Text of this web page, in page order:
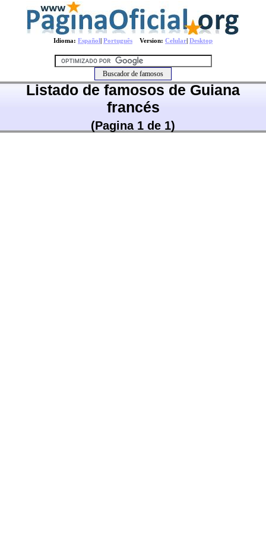
Idioma: Español| Português Version: Celular| Desktop
Listado de famosos de Guiana
francés
(Pagina 1 de 1)